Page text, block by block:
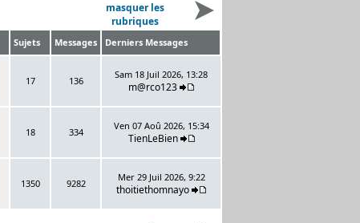
masquer les
rubriques
Sujets Messages Derniers Messages
17 136
Sam 18 Juil 2026, 13:28
m@rco123
18 334
Ven 07 Aoû 2026, 15:34
TienLeBien
1350 9282
Mer 29 Juil 2026, 9:22
thoitiethomnayo